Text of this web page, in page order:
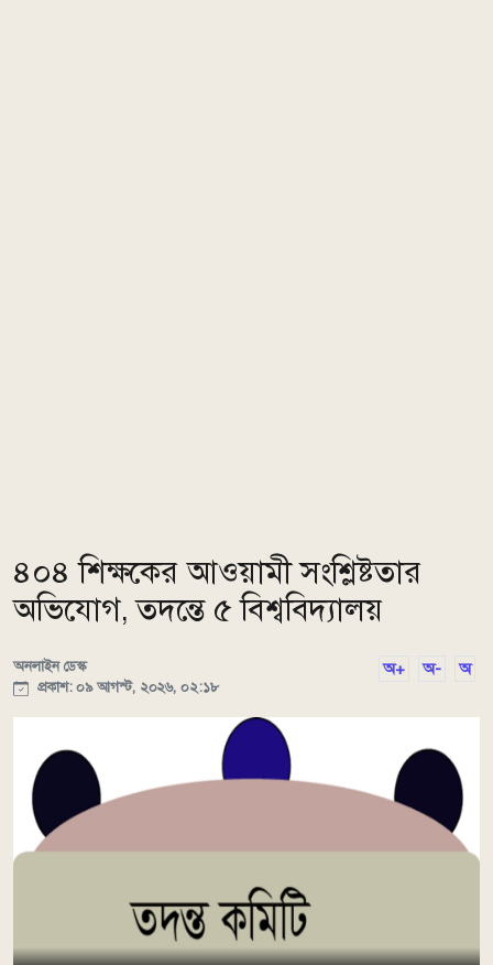
৪০৪ শিক্ষকের আওয়ামী সংশ্লিষ্টতার
অভিযোগ, তদন্তে ৫ বিশ্ববিদ্যালয়
অনলাইন ডেস্ক
প্রকাশ: ০৯ আগস্ট, ২০২৬, ০২:১৮
অ+ অ- অ